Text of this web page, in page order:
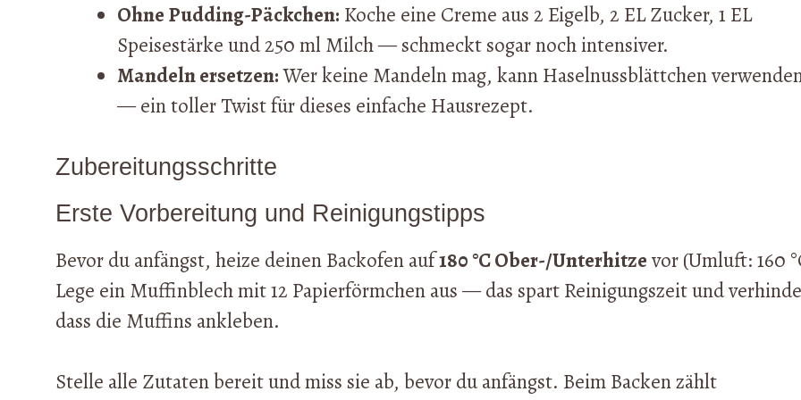
Ohne Pudding-Päckchen: Koche eine Creme aus 2 Eigelb, 2 EL Zucker, 1 EL
Speisestärke und 250 ml Milch — schmeckt sogar noch intensiver.
Mandeln ersetzen:Wer keine Mandeln mag, kann Haselnussblättchen
— ein toller Twist für dieses einfache Hausrezept.
Zubereitungsschritte
Erste Vorbereitung und Reinigungstipps
Bevor du anfängst, heize deinen Backofen auf180 °C Ober-/Unterhitzevor (Umluft: 160
Lege ein Muffinblech mit 12 Papierförmchen aus — das spart Reinigungszeit und
dass die Muffins ankleben.
Stelle alle Zutaten bereit und miss sie ab, bevor du anfängst. Beim Backen zählt